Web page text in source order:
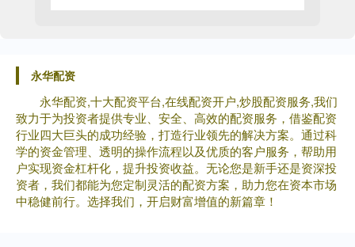
永华配资
永华配资,十大配资平台,在线配资开户,炒股配资服务,我们
致力于为投资者提供专业、安全、高效的配资服务，借鉴配资
行业四大巨头的成功经验，打造行业领先的解决方案。通过科
学的资金管理、透明的操作流程以及优质的客户服务，帮助用
户实现资金杠杆化，提升投资收益。无论您是新手还是资深投
资者，我们都能为您定制灵活的配资方案，助力您在资本市场
中稳健前行。选择我们，开启财富增值的新篇章！